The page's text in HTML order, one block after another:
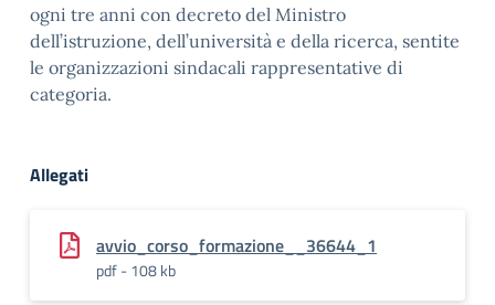
ogni tre anni con decreto del Ministro
dell’istruzione, dell’università e della ricerca, sentite
le organizzazioni sindacali rappresentative di
categoria.
Allegati
avvio_corso_formazione__36644_1
pdf - 108 kb